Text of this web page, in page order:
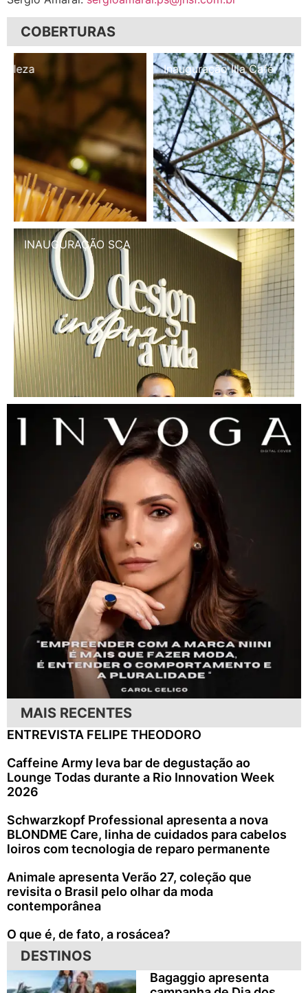
COBERTURAS
Inauguração Illa Café
INAUGURAÇÃO SCA
MAIS RECENTES
ENTREVISTA FELIPE THEODORO
Caffeine Army leva bar de degustação ao
Lounge Todas durante a Rio Innovation Week
2026
Schwarzkopf Professional apresenta a nova
BLONDME Care, linha de cuidados para cabelos
loiros com tecnologia de reparo permanente
Animale apresenta Verão 27, coleção que
revisita o Brasil pelo olhar da moda
contemporânea
O que é, de fato, a rosácea?
DESTINOS
Bagaggio apresenta